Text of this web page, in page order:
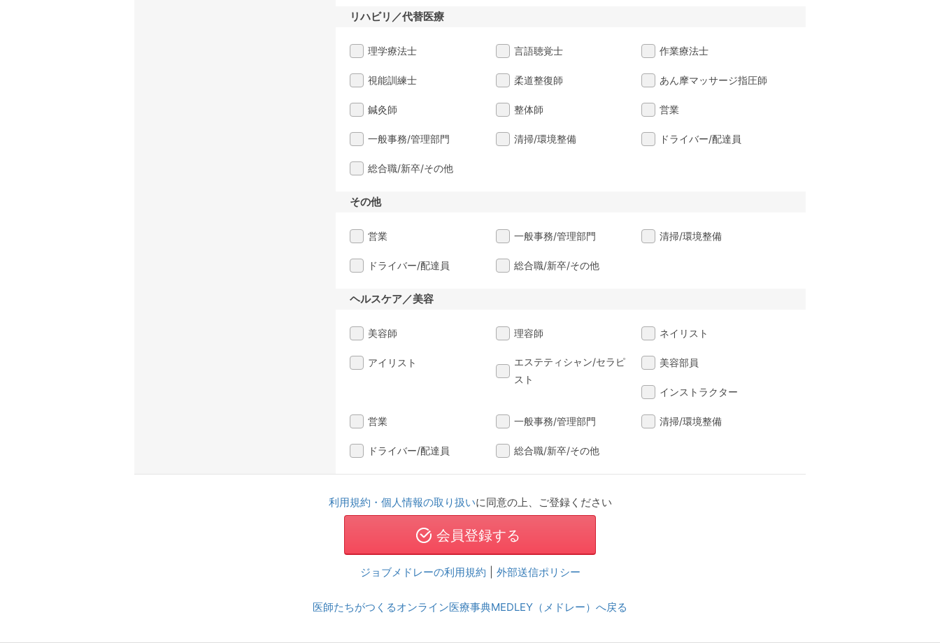
リハビリ／代替医療
理学療法士 言語聴覚士 作業療法士
視能訓練士 柔道整復師 あん摩マッサージ指圧師
鍼灸師 整体師 営業
一般事務/管理部門 清掃/環境整備 ドライバー/配達員
総合職/新卒/その他
その他
営業 一般事務/管理部門 清掃/環境整備
ドライバー/配達員 総合職/新卒/その他
ヘルスケア／美容
美容師 理容師 ネイリスト
アイリスト
エステティシャン/セラピ
スト
美容部員
インストラクター
営業 一般事務/管理部門 清掃/環境整備
ドライバー/配達員 総合職/新卒/その他
利用規約・個人情報の取り扱いに同意の上、ご登録ください
ジョブメドレーの利用規約 外部送信ポリシー
医師たちがつくるオンライン医療事典MEDLEY（メドレー）へ戻る